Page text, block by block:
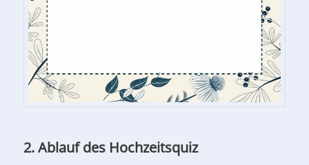
2. Ablauf des Hochzeitsquiz